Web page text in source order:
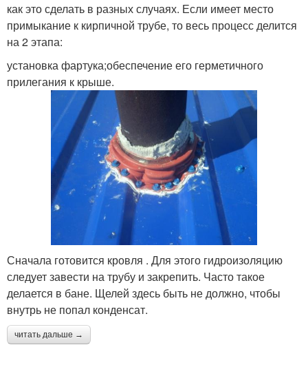
как это сделать в разных случаях. Если имеет место
примыкание к кирпичной трубе, то весь процесс делится
на 2 этапа:
установка фартука;обеспечение его герметичного
прилегания к крыше.
Сначала готовится кровля . Для этого гидроизоляцию
следует завести на трубу и закрепить. Часто такое
делается в бане. Щелей здесь быть не должно, чтобы
внутрь не попал конденсат.
читать дальше →